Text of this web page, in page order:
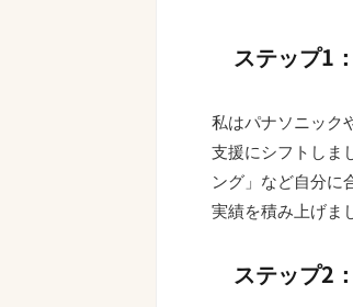
ステップ1
私はパナソニック
支援にシフトしま
ング」など自分に
実績を積み上げま
ステップ2